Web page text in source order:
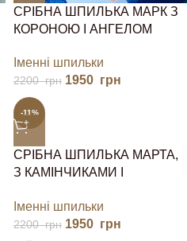
СРІБНА ШПИЛЬКА МАРК З
КОРОНОЮ І АНГЕЛОМ
Іменні шпильки
2200грн 1950 грн
-11%
СРІБНА ШПИЛЬКА МАРТА,
З КАМІНЧИКАМИ І
Іменні шпильки
2200грн 1950 грн